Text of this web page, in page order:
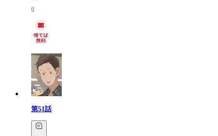
0
第51話